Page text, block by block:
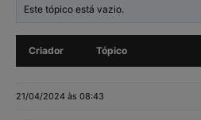
Este tópico está vazio.
Criador Tópico
21/04/2024 às 08:43